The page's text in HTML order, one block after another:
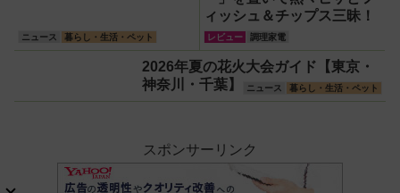
ニュース 暮らし・生活・ペット
ィッシュ＆チップス三昧！
レビュー 調理家電
2026年夏の花火大会ガイド【東京・
神奈川・千葉】
ニュース 暮らし・生活・ペット
スポンサーリンク